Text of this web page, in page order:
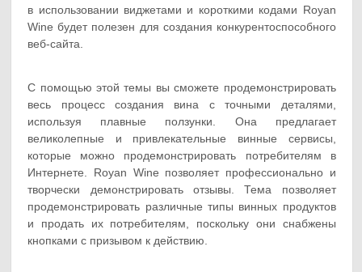
в использовании виджетами и короткими кодами Royan
Wine будет полезен для создания конкурентоспособного
веб-сайта.
С помощью этой темы вы сможете продемонстрировать
весь процесс создания вина с точными деталями,
используя плавные ползунки. Она предлагает
великолепные и привлекательные винные сервисы,
которые можно продемонстрировать потребителям в
Интернете. Royan Wine позволяет профессионально и
творчески демонстрировать отзывы. Тема позволяет
продемонстрировать различные типы винных продуктов
и продать их потребителям, поскольку они снабжены
кнопками с призывом к действию.